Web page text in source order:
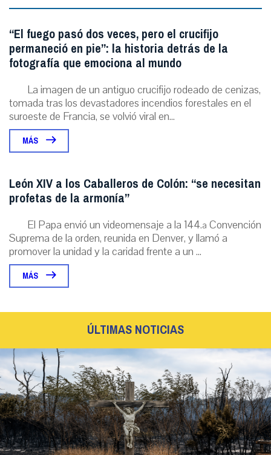
“El fuego pasó dos veces, pero el crucifijo
permaneció en pie”: la historia detrás de la
fotografía que emociona al mundo
La imagen de un antiguo crucifijo rodeado de cenizas,
tomada tras los devastadores incendios forestales en el
suroeste de Francia, se volvió viral en...
MÁS
León XIV a los Caballeros de Colón: “se necesitan
profetas de la armonía”
El Papa envió un videomensaje a la 144.ª Convención
Suprema de la orden, reunida en Denver, y llamó a
promover la unidad y la caridad frente a un ...
MÁS
ÚLTIMAS NOTICIAS